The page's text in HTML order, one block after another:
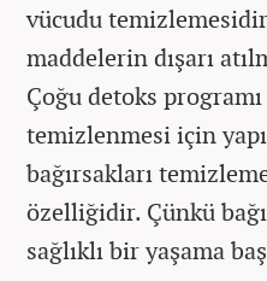
vücudu
maddelerin dışarı
Çoğu detoks
temizlenmesi için
bağırsakları
özelliğidir. Çünkü
sağlıklı bir yaşama